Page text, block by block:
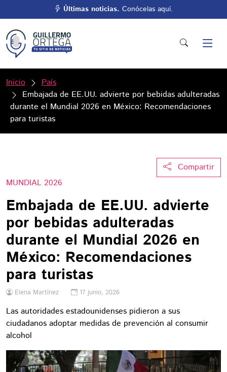
Últimas noticias. Conócelas aquí.
Inicio
País
Embajada de EE.UU. advierte por bebidas adulteradas
durante el Mundial 2026 en México: Recomendaciones
para turistas
Compartir
MUNDIAL 2026
Embajada de EE.UU. advierte
por bebidas adulteradas
durante el Mundial 2026 en
México: Recomendaciones
para turistas
Elena Martínez 17 junio, 2026
Las autoridades estadounidenses pidieron a sus
ciudadanos adoptar medidas de prevención al consumir
alcohol